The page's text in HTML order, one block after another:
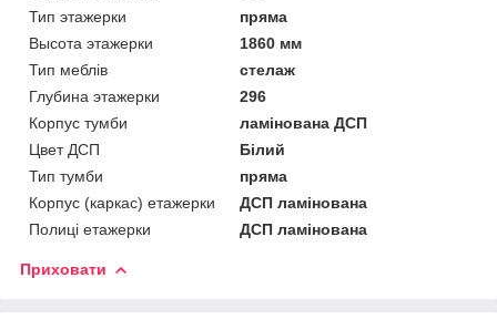
Тип этажерки
пряма
Высота этажерки
1860 мм
Тип меблів
стелаж
Глубина этажерки
296
Корпус тумби
ламінована ДСП
Цвет ДСП
Білий
Тип тумби
пряма
Корпус (каркас) етажерки
ДСП ламінована
Полиці етажерки
ДСП ламінована
Приховати